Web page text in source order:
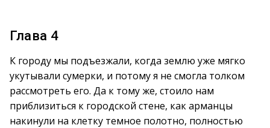
Глава 4
К городу мы подъезжали, когда землю уже мягко
укутывали сумерки, и потому я не смогла толком
рассмотреть его. Да к тому же, стоило нам
приблизиться к городской стене, как арманцы
накинули на клетку темное полотно, полностью